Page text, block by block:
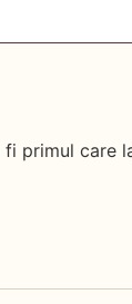
primul care